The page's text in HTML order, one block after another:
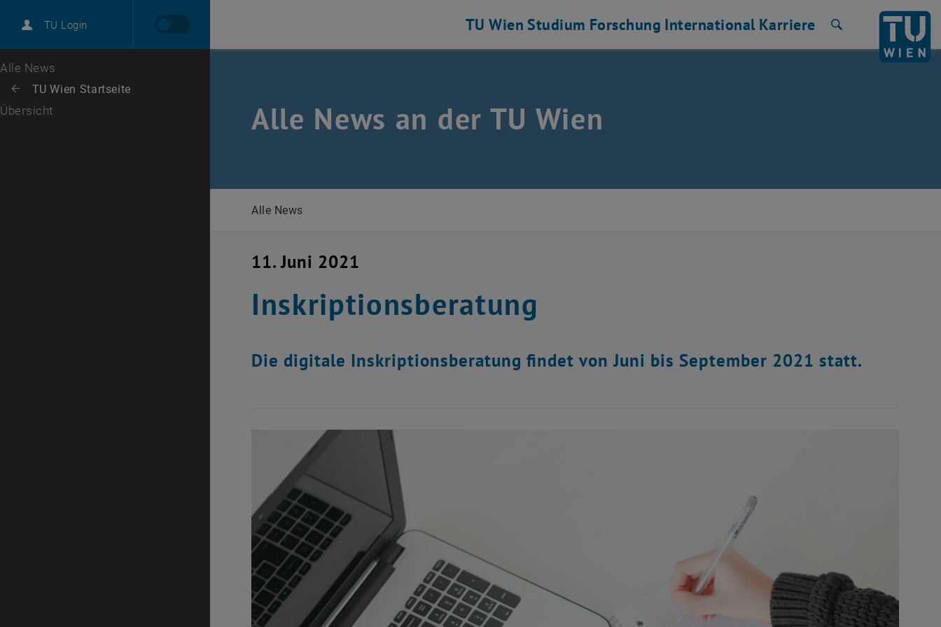
TU Login
Karriere
Zur 1. Menü Ebene
Alle News
Zurück: Subseiten von TU Wien Startseite auflisten
Zurück zur letzten Ebene:
TU Wien Startseite
Übersicht
TU Wien Studium Forschung International Karriere
Alle News an der TU Wien
Alle News
11. Juni 2021
Inskriptionsberatung
Die digitale Inskriptionsberatung findet von Juni bis September 2021 statt.